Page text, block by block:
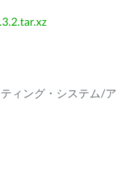
ィング・システム/ア